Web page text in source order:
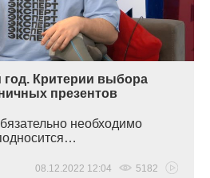
Критерии выбора
презентов
необходимо
08.12.2022 12:04 5182